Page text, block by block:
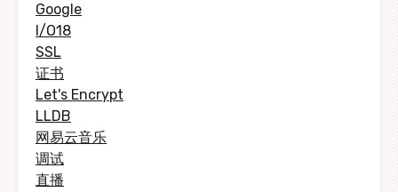
Google
I/O18
SSL
证书
Let's Encrypt
LLDB
网易云音乐
调试
直播